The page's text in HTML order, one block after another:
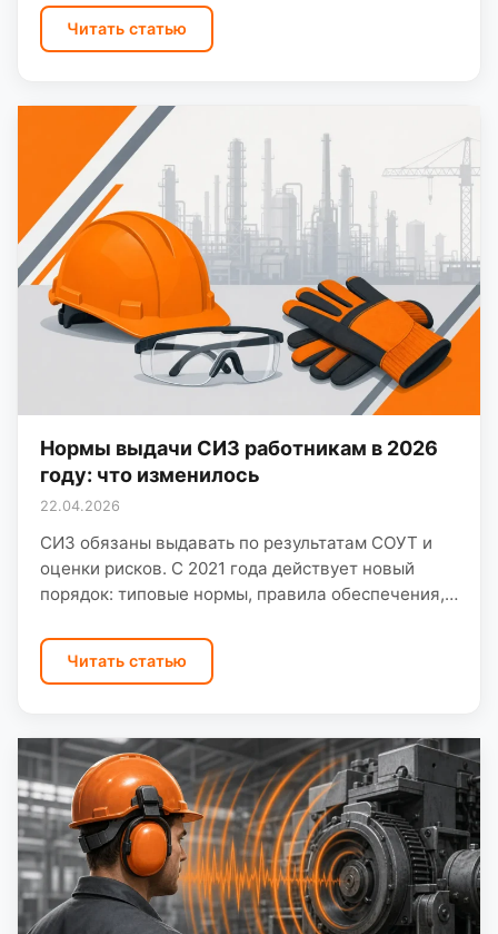
должностям и сроки переобучения.
Работодатель обеспечивает обучение
Читать статью
Нормы выдачи СИЗ работникам в 2026
году: что изменилось
22.04.2026
СИЗ обязаны выдавать по результатам СОУТ и
оценки рисков. С 2021 года действует новый
порядок: типовые нормы, правила обеспечения,
проверки ГИТ…
Читать статью